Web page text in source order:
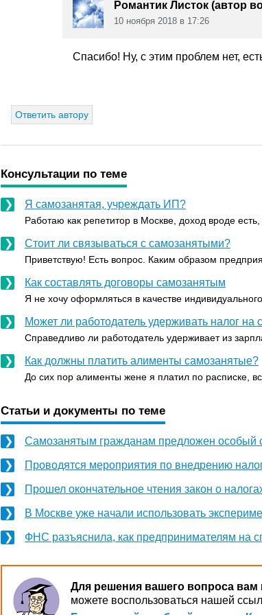
Романтик Листок (автор
10 ноября 2018 в 17:26
Спасибо! Ну, с этим проблем нет,
Ответить автору
Консультации по теме
Я самозанятая, учреждать ИП?
Работаю как репетитор в Москве, доход вроде есть,
Стоит ли связываться с самозанятыми?
Приветствую! Есть вопрос. Каким образом
Как составлять договоры самозанятым
Я не хочу оформляться в качестве
Может ли работодатель удерживать налог на
Справедливо ли работодатель удерживает из
Как должны платить алименты самозанятые?
До сих пор алименты жене я платил по расписке,
Статьи и документы по теме
Самозанятым гражданам предложен особый
Проводятся мероприятия по внедрению
Прошел окончательное чтения закон о
В Москве уже начали использовать
ФНС разъяснила, как предпринимателям на
Для решения вашего вопроса вам
можете воспользоваться нашей